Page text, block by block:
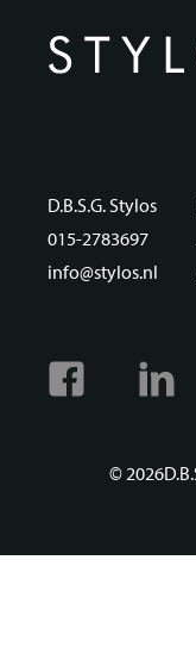
D.B.S.G. Stylos
015-2783697
info@stylos.nl
Facebook
© 2026